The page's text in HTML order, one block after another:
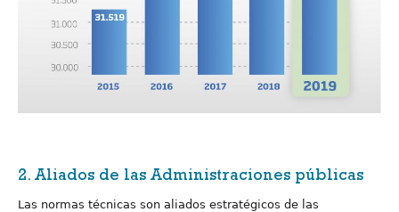
2. Aliados de las Administraciones públicas
Las normas técnicas son aliados estratégicos de las